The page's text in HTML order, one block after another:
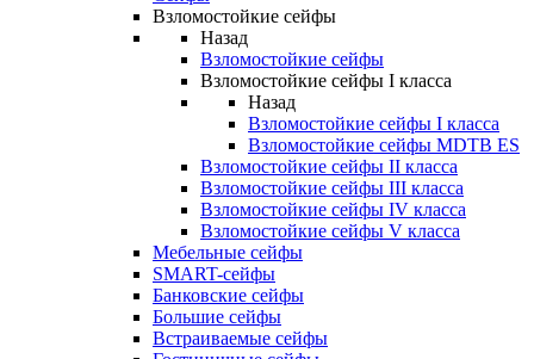
Взломостойкие сейфы
Назад
Взломостойкие сейфы
Взломостойкие сейфы I класса
Назад
Взломостойкие сейфы I класса
Взломостойкие сейфы MDTB ES
Взломостойкие сейфы II класса
Взломостойкие сейфы III класса
Взломостойкие сейфы IV класса
Взломостойкие сейфы V класса
Мебельные сейфы
SMART-сейфы
Банковские сейфы
Большие сейфы
Встраиваемые сейфы